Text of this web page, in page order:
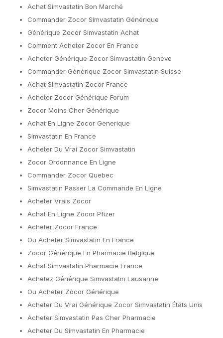
Achat Simvastatin Bon Marché
Commander Zocor Simvastatin Générique
Générique Zocor Simvastatin Achat
Comment Acheter Zocor En France
Acheter Générique Zocor Simvastatin Genève
Commander Générique Zocor Simvastatin Suisse
Achat Simvastatin Zocor France
Acheter Zocor Générique Forum
Zocor Moins Cher Générique
Achat En Ligne Zocor Generique
Simvastatin En France
Acheter Du Vrai Zocor Simvastatin
Zocor Ordonnance En Ligne
Commander Zocor Quebec
Simvastatin Passer La Commande En Ligne
Acheter Vrais Zocor
Achat En Ligne Zocor Pfizer
Acheter Zocor France
Ou Acheter Simvastatin En France
Zocor Générique En Pharmacie Belgique
Achat Simvastatin Pharmacie France
Achetez Générique Simvastatin Lausanne
Ou Acheter Zocor Générique
Acheter Du Vrai Générique Zocor Simvastatin États Unis
Acheter Simvastatin Pas Cher Pharmacie
Acheter Du Simvastatin En Pharmacie